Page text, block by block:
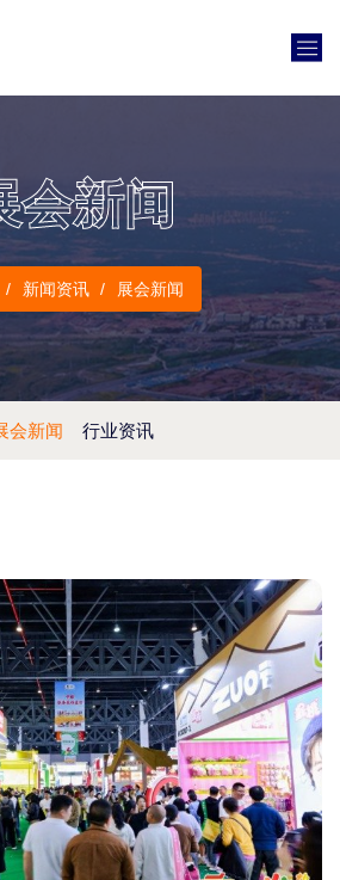
会新闻
新闻资讯 展会新闻
会新闻 行业资讯